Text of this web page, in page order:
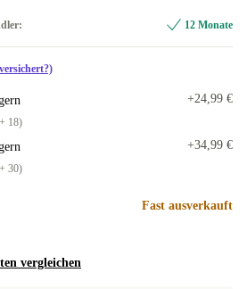
12 Monate
18)
+24,99 €
30)
+34,99 €
Fast ausverkauft
vergleichen